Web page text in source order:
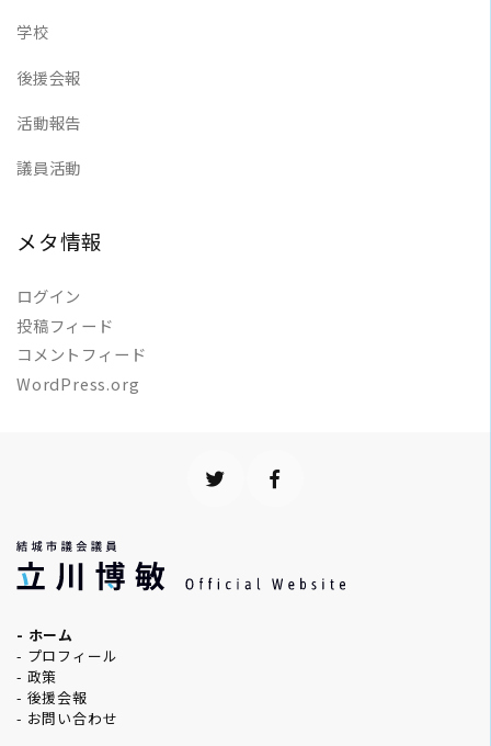
学校
後援会報
活動報告
議員活動
メタ情報
ログイン
投稿フィード
コメントフィード
WordPress.org
- ホーム
- プロフィール
- 政策
- 後援会報
- お問い合わせ